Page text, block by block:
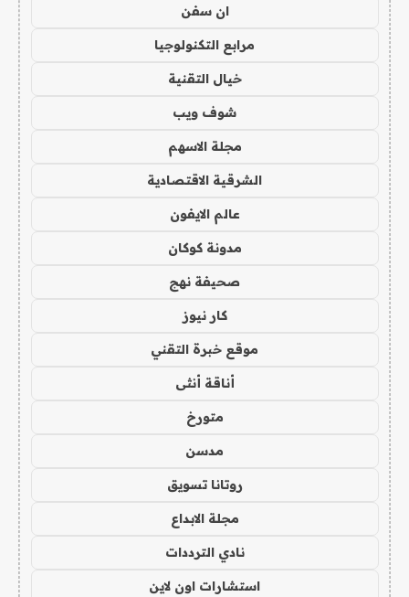
ان سفن
مرابع التكنولوجيا
خيال التقنية
شوف ويب
مجلة الاسهم
الشرقية الاقتصادية
عالم الايفون
مدونة كوكان
صحيفة نهج
كار نيوز
موقع خبرة التقني
أناقة أنثى
متورخ
مدسن
روتانا تسويق
مجلة الابداع
نادي الترددات
استشارات اون لاين